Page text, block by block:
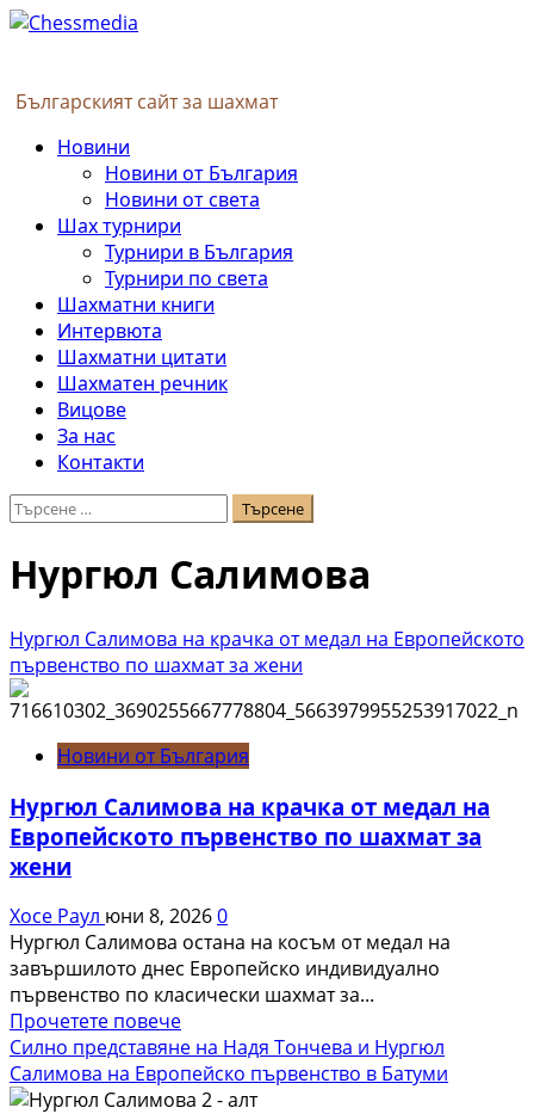
Skip
Българският сайт за шахмат
PrimaryНовини
Новини от България
Новини от света
Шах турнири
Турнири в България
Турнири по света
Шахматни книги
Интервюта
Шахматни цитати
Шахматен речник
Вицове
За нас
Контакти
Търсене
Нургюл Салимова
Нургюл Салимова на крачка от медал на Европейското
първенство по шахмат за жени
Новини от България
Нургюл Салимова на крачка от медал на
Европейското първенство по шахмат за
жени
Хосе Раул юни 8, 20260
Нургюл Салимова остана на косъм от медал на
завършилото днес Европейско индивидуално
първенство по класически шахмат за...
Прочетете повечеRead
more
about
Нургюл
Силно представяне на Надя Тончева и Нургюл
Салимова на Европейско първенство в Батуми